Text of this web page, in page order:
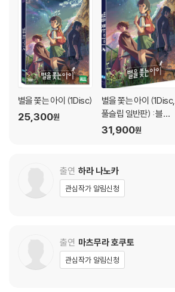
별을 쫓는 아이 (1Disc)
25,300원
별을 쫓는 아이 (1Disc,
풀슬립 일반판) : 블루
레이
31,900원
출연 하라 나노카
관심작가 알림신청
출연 마츠무라 호쿠토
관심작가 알림신청